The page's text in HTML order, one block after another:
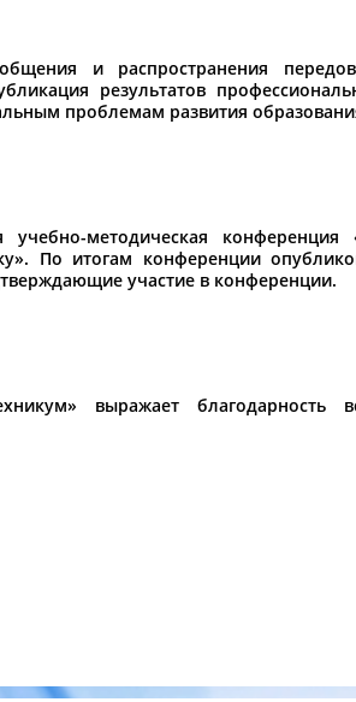
и распространения
результатов
проблемам развития
методическая конференция
По итогам конференции
участие в конференции.
выражает благодарность